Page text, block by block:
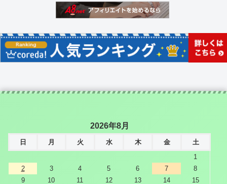
2026年8月
日 月 火 水 木 金
土
1
2
3 4 5 6 7
8
9
10 11 12 13 14
15